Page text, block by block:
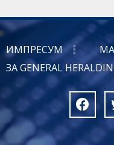
ИМПРЕСУМ
ЗА GENERAL